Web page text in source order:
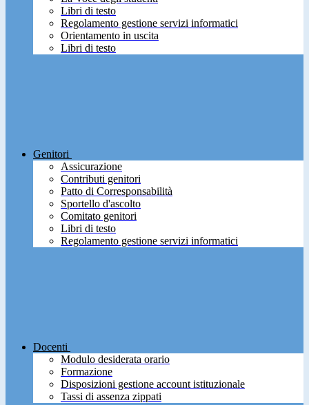
Libri di testo
Regolamento gestione servizi informatici
Orientamento in uscita
Libri di testo
Genitori
Assicurazione
Contributi genitori
Patto di Corresponsabilità
Sportello d'ascolto
Comitato genitori
Libri di testo
Regolamento gestione servizi informatici
Docenti
Modulo desiderata orario
Formazione
Disposizioni gestione account istituzionale
Tassi di assenza zippati